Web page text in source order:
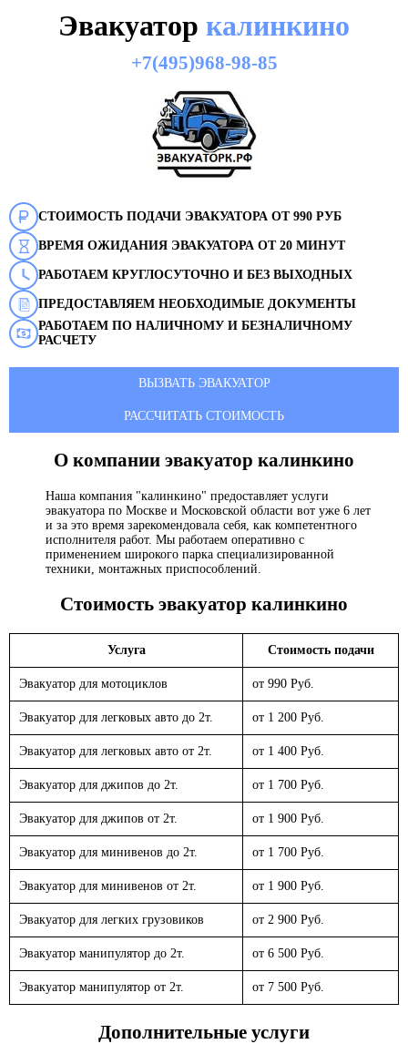
Эвакуатор калинкино
+7(495)968-98-85
СТОИМОСТЬ ПОДАЧИ ЭВАКУАТОРА ОТ 990 РУБ
ВРЕМЯ ОЖИДАНИЯ ЭВАКУАТОРА ОТ 20 МИНУТ
РАБОТАЕМ КРУГЛОСУТОЧНО И БЕЗ ВЫХОДНЫХ
ПРЕДОСТАВЛЯЕМ НЕОБХОДИМЫЕ ДОКУМЕНТЫ
РАБОТАЕМ ПО НАЛИЧНОМУ И БЕЗНАЛИЧНОМУ
РАСЧЕТУ
ВЫЗВАТЬ ЭВАКУАТОР
РАССЧИТАТЬ СТОИМОСТЬ
О компании эвакуатор калинкино
Наша компания "калинкино" предоставляет услуги
эвакуатора по Москве и Московской области вот уже 6 лет
и за это время зарекомендовала себя, как компетентного
исполнителя работ. Мы работаем оперативно с
применением широкого парка специализированной
техники, монтажных приспособлений.
Стоимость эвакуатор калинкино
Услуга Стоимость подачи
Эвакуатор для мотоциклов от 990 Руб.
Эвакуатор для легковых авто до 2т. от 1 200 Руб.
Эвакуатор для легковых авто от 2т. от 1 400 Руб.
Эвакуатор для джипов до 2т. от 1 700 Руб.
Эвакуатор для джипов от 2т. от 1 900 Руб.
Эвакуатор для минивенов до 2т. от 1 700 Руб.
Эвакуатор для минивенов от 2т. от 1 900 Руб.
Эвакуатор для легких грузовиков от 2 900 Руб.
Эвакуатор манипулятор до 2т. от 6 500 Руб.
Эвакуатор манипулятор от 2т. от 7 500 Руб.
Дополнительные услуги